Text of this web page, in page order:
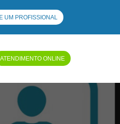
UM PROFISSIONAL
ATENDIMENTO ONLINE